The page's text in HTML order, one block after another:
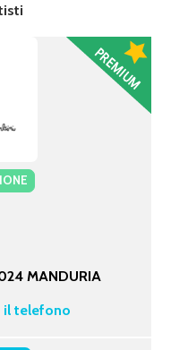
MANDURIA
il telefono